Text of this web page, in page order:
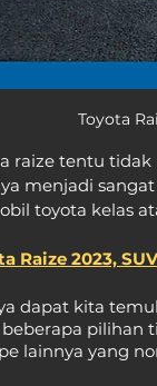
Toyota
raize tentu tidak
menjadi
toyota kelas
Raize 2023,
dapat kita
lainnya yang